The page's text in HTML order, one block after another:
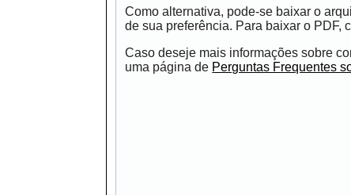
Como alternativa, pode-se baixar o
de sua preferência. Para baixar o PDF,
Caso deseje mais informações sobre
uma página de Perguntas Frequentes